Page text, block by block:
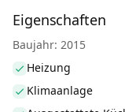
Eigenschaften
Baujahr: 2015
Heizung
Klimaanlage